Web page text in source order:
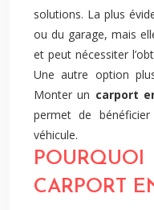
solutions. La plus
ou du garage, mais
et peut nécessiter
Une autre option
Monter un carport
permet de
véhicule.
CARPORT